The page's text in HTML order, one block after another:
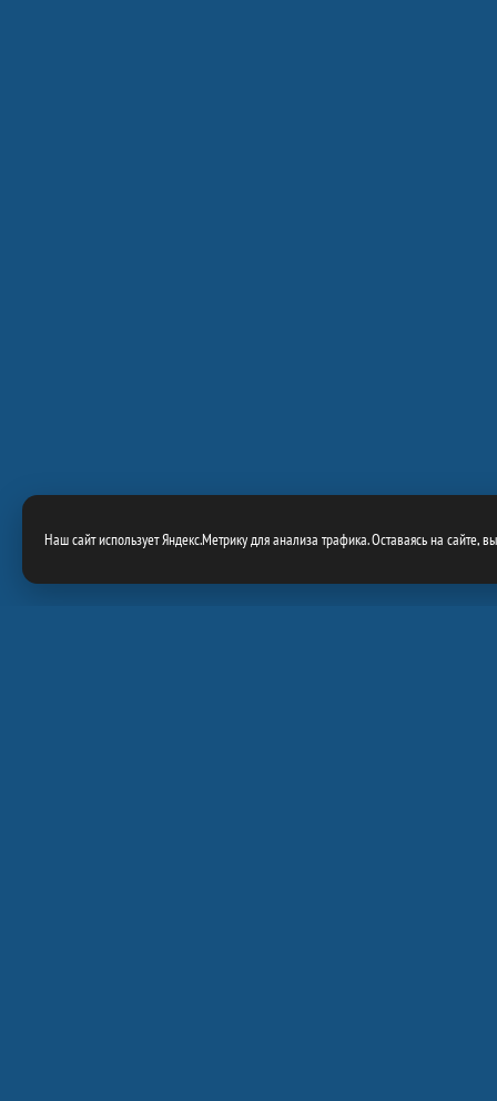
Наш сайт использует Яндекс.Метрику для анализа трафика. Оставаясь на сайте,